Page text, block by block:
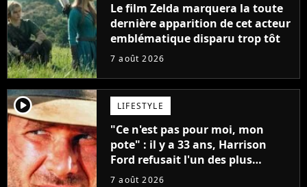
Le film Zelda marquera la toute
dernière apparition de cet acteur
emblématique disparu trop tôt
7 août 2026
player2 LIFESTYLE
"Ce n'est pas pour moi, mon
pote" : il y a 33 ans, Harrison
Ford refusait l'un des plus
grands succès de tous les temps
7 août 2026